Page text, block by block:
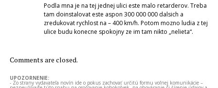
Podla mna je na tej jednej ulici este malo retarderov. Treba
tam doinstalovat este aspon 300 000 000 dalsich a
zredukovat rychlost na – 400 km/h. Potom mozno ludia z tej
ulice budu konecne spokojny ze im tam nikto „nelieta“.
Comments are closed.
UPOZORNENIE:
- Zo strany vydavateľa novín ide o pokus zachovať určitú formu voľnej komunikácie –